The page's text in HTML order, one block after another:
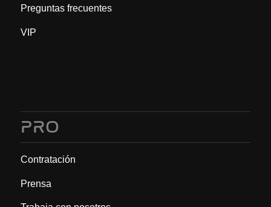
Preguntas frecuentes
VIP
PRO
Contratación
Prensa